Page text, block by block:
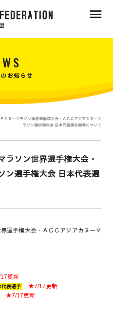
お知らせ
カヌーマラソン世界選手権大会・ＡＣＣアジアカヌーマ
ラソン選手権大会 日本代表選手選考について
ラソン世界選手権大会・
ン選手権大会 日本代表選
選手権大会・ＡＣＣアジアカヌーマ
更新
表選手 ★7/17更新
★7/17更新